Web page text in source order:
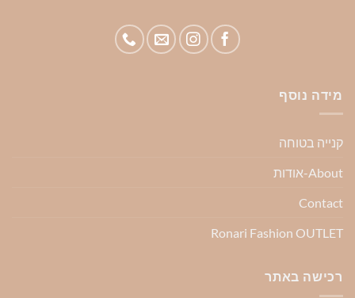
מידה נוסף
קנייה בטוחה
About-אודות
Contact
Ronari Fashion OUTLET
רכישה באתר